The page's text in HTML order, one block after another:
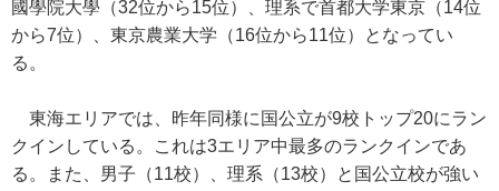
國學院大學（32位から15位）、理系で首都大学東京（14位
から7位）、東京農業大学（16位から11位）となってい
る。
東海エリアでは、昨年同様に国公立が9校トップ20にラン
クインしている。これは3エリア中最多のランクインであ
る。また、男子（11校）、理系（13校）と国公立校が強い